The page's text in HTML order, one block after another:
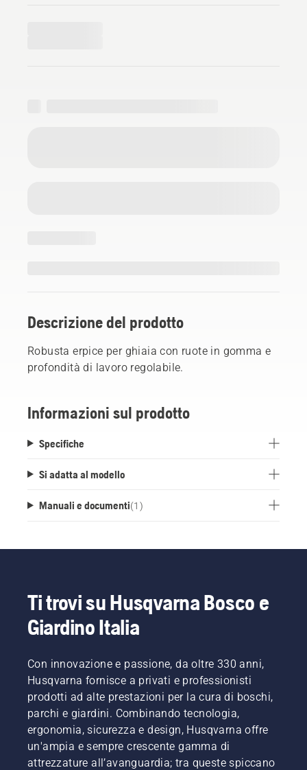
Descrizione del prodotto
Robusta erpice per ghiaia con ruote in gomma e
profondità di lavoro regolabile.
Informazioni sul prodotto
Specifiche
Si adatta al modello
Manuali e documenti(1 )
Ti trovi su Husqvarna Bosco e
Giardino Italia
Con innovazione e passione, da oltre 330 anni,
Husqvarna fornisce a privati e professionisti
prodotti ad alte prestazioni per la cura di boschi,
parchi e giardini. Combinando tecnologia,
ergonomia, sicurezza e design, Husqvarna offre
un'ampia e sempre crescente gamma di
attrezzature all’avanguardia; tra queste spiccano